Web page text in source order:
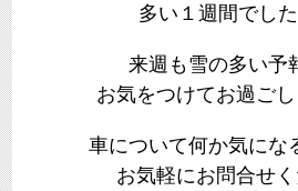
多い１週間でし
来週も雪の多い予
お気をつけてお過ご
車について何か気にな
お気軽にお問合せく